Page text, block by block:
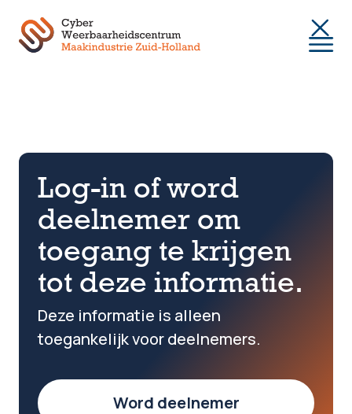
Log-in of word
deelnemer om
toegang te krijgen
tot deze informatie.
Deze informatie is alleen
toegankelijk voor deelnemers.
Word deelnemer